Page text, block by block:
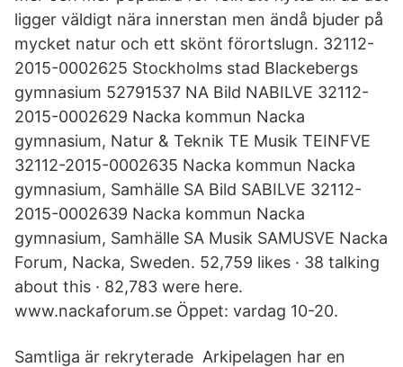
ligger väldigt nära innerstan men ändå bjuder på
mycket natur och ett skönt förortslugn. 32112-
2015-0002625 Stockholms stad Blackebergs
gymnasium 52791537 NA Bild NABILVE 32112-
2015-0002629 Nacka kommun Nacka
gymnasium, Natur & Teknik TE Musik TEINFVE
32112-2015-0002635 Nacka kommun Nacka
gymnasium, Samhälle SA Bild SABILVE 32112-
2015-0002639 Nacka kommun Nacka
gymnasium, Samhälle SA Musik SAMUSVE Nacka
Forum, Nacka, Sweden. 52,759 likes · 38 talking
about this · 82,783 were here.
www.nackaforum.se Öppet: vardag 10-20.
Samtliga är rekryterade Arkipelagen har en